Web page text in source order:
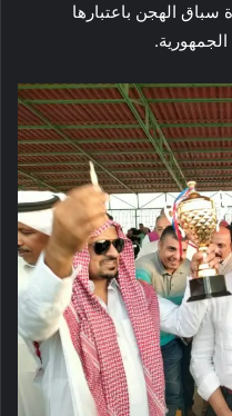
الهجن باعتبارها